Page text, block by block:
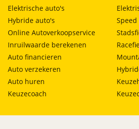
Achteruitrijcamera
Airbag(s) hoofd achter
Airbag(s) hoofd voor
Airbag(s) knie
Airbag(s) side voor
Airbag bestuurder
Airbag passagier
Alarm klasse 1(startblokkering)
Anti doorSlip Regeling
Elektrische auto's
Hybride auto's
Online Autoverkoopservice
Inruilwaarde berekenen
Auto financieren
Auto verzekeren
Auto huren
Keuzecoach